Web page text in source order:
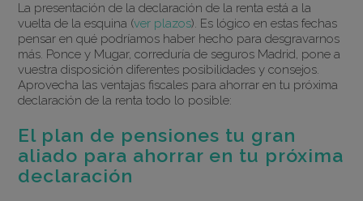
La presentación de la declaración de la renta está a la
vuelta de la esquina (ver plazos). Es lógico en estas fechas
pensar en qué podríamos haber hecho para desgravarnos
más. Ponce y Mugar, correduría de seguros Madrid, pone a
vuestra disposición diferentes posibilidades y consejos.
Aprovecha las ventajas fiscales para ahorrar en tu próxima
declaración de la renta todo lo posible:
El plan de pensiones tu gran
aliado para ahorrar en tu próxima
declaración